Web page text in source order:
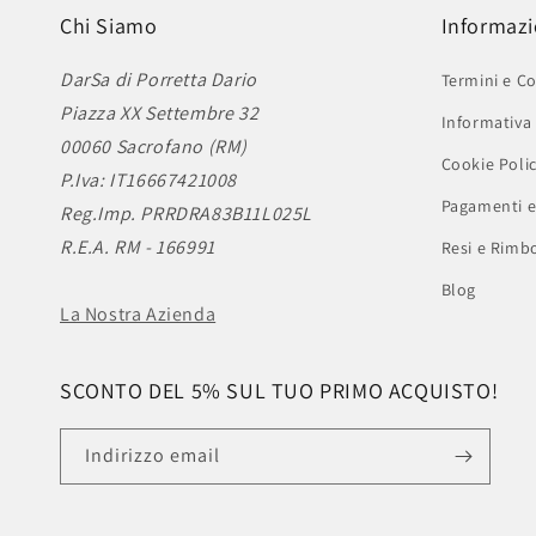
Chi Siamo
DarSa di Porretta Dario
Piazza XX Settembre 32
00060 Sacrofano (RM)
P.Iva: IT16667421008
Reg.Imp. PRRDRA83B11L025L
R.E.A. RM - 166991
La Nostra Azienda
Termini e
Informativa
Cookie
Pagamenti
Resi e
Blog
SCONTO DEL 5% SUL TUO PRIMO ACQUISTO!
Indirizzo email